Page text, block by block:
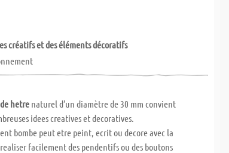
créatifs et des éléments décoratifs
hetre naturel d’un diamètre de 30 mm convient
idees creatives et decoratives.
bombe peut etre peint, ecrit ou decore avec la
facilement des pendentifs ou des boutons